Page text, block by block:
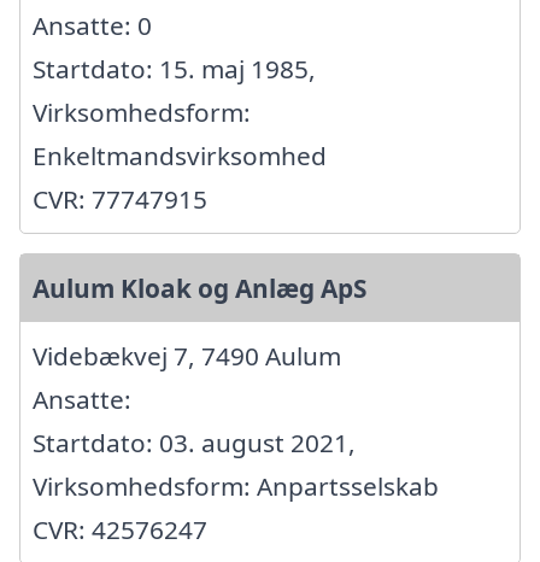
Ansatte: 0
Startdato: 15. maj 1985,
Virksomhedsform:
Enkeltmandsvirksomhed
CVR: 77747915
Aulum Kloak og Anlæg ApS
Videbækvej 7, 7490 Aulum
Ansatte:
Startdato: 03. august 2021,
Virksomhedsform: Anpartsselskab
CVR: 42576247